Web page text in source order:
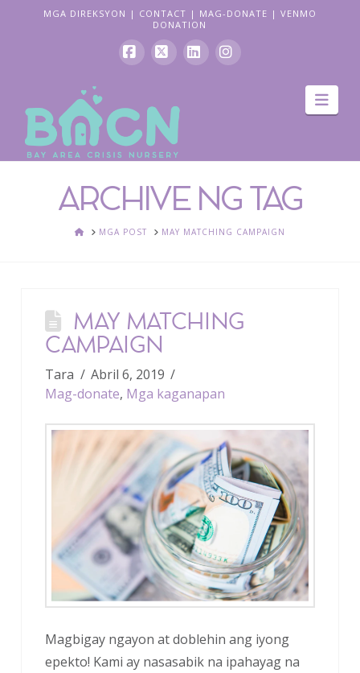
MGA DIREKSYON | CONTACT | MAG-DONATE | VENMO
DONATION
ARCHIVE NG TAG
BAHAYMGA POST MAY MATCHING CAMPAIGN
MAY MATCHING
CAMPAIGN
Tara
Abril 6, 2019
Mag-donate, Mga kaganapan
Magbigay ngayon at doblehin ang iyong
epekto! Kami ay nasasabik na ipahayag na